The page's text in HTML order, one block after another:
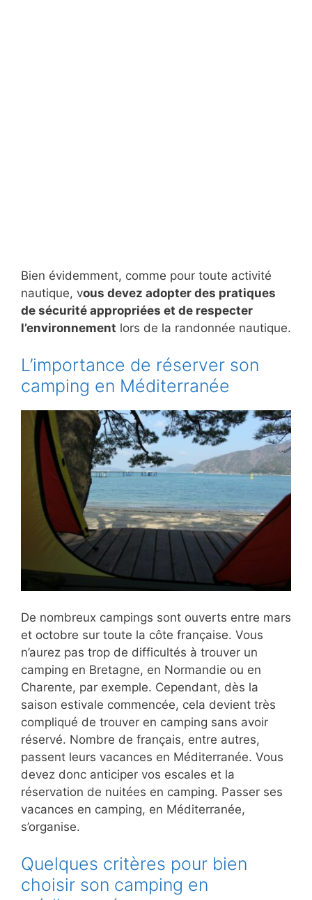
Bien évidemment, comme pour toute activité
nautique, vous devez adopter des pratiques
de sécurité appropriées et de respecter
l’environnement lors de la randonnée nautique.
L’importance de réserver son
camping en Méditerranée
De nombreux campings sont ouverts entre mars
et octobre sur toute la côte française. Vous
n’aurez pas trop de difficultés à trouver un
camping en Bretagne, en Normandie ou en
Charente, par exemple. Cependant, dès la
saison estivale commencée, cela devient très
compliqué de trouver en camping sans avoir
réservé. Nombre de français, entre autres,
passent leurs vacances en Méditerranée. Vous
devez donc anticiper vos escales et la
réservation de nuitées en camping. Passer ses
vacances en camping, en Méditerranée,
s’organise.
Quelques critères pour bien
choisir son camping en